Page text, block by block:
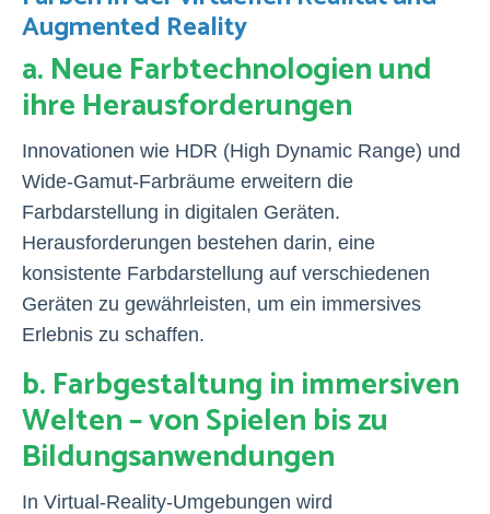
Augmented Reality
a. Neue Farbtechnologien und
ihre Herausforderungen
Innovationen wie HDR (High Dynamic Range) und
Wide-Gamut-Farbräume erweitern die
Farbdarstellung in digitalen Geräten.
Herausforderungen bestehen darin, eine
konsistente Farbdarstellung auf verschiedenen
Geräten zu gewährleisten, um ein immersives
Erlebnis zu schaffen.
b. Farbgestaltung in immersiven
Welten – von Spielen bis zu
Bildungsanwendungen
In Virtual-Reality-Umgebungen wird